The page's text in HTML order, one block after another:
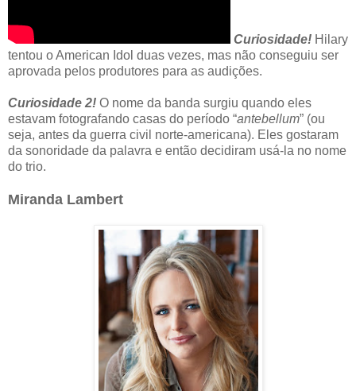
Curiosidade! Hilary
tentou o American Idol duas vezes, mas não conseguiu ser
aprovada pelos produtores para as audições.
Curiosidade 2! O nome da banda surgiu quando eles
estavam fotografando casas do período “antebellum” (ou
seja, antes da guerra civil norte-americana). Eles gostaram
da sonoridade da palavra e então decidiram usá-la no nome
do trio.
Miranda Lambert